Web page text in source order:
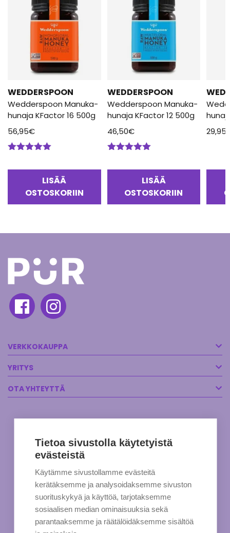
WEDDERSPOON
Wedderspoon Manuka-
hunaja KFactor 16 500g
56,95€
LISÄÄ
OSTOSKORIIN
WEDDERSPOON
Wedderspoon Manuka-
hunaja KFactor 12 500g
46,50€
LISÄÄ
OSTOSKORIIN
29,95
VERKKOKAUPPA
YRITYS
OTA YHTEYTTÄ
Tietoa sivustolla käytetyistä
evästeistä
Käytämme sivustollamme evästeitä
kerätäksemme ja analysoidaksemme sivuston
suorituskykyä ja käyttöä, tarjotaksemme
sosiaalisen median ominaisuuksia sekä
parantaaksemme ja räätälöidäksemme sisältöä